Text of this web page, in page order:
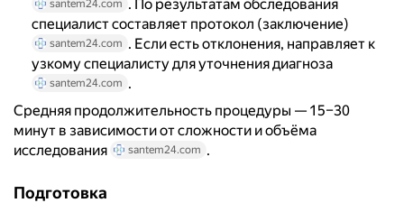
santem24.com . По результатам обследования
специалист составляет протокол (заключение)
santem24.com . Если есть отклонения, направляет к
узкому специалисту для уточнения диагноза
santem24.com .
Средняя продолжительность процедуры — 15–30
минут в зависимости от сложности и объёма
исследования
santem24.com .
Подготовка